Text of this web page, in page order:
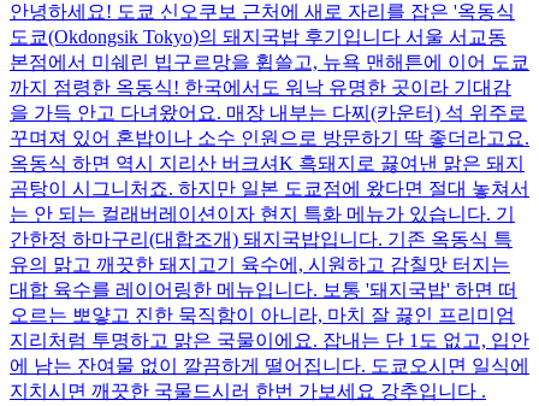
안녕하세요! 도쿄 신오쿠보 근처에 새로 자리를 잡은 '옥동식
도쿄(Okdongsik Tokyo)의 돼지국밥 후기입니다 서울 서교동
본점에서 미쉐린 빕구르망을 휩쓸고, 뉴욕 맨해튼에 이어 도쿄
까지 점령한 옥동식! 한국에서도 워낙 유명한 곳이라 기대감
을 가득 안고 다녀왔어요. 매장 내부는 다찌(카운터) 석 위주로
꾸며져 있어 혼밥이나 소수 인원으로 방문하기 딱 좋더라고요.
옥동식 하면 역시 지리산 버크셔K 흑돼지로 끓여낸 맑은 돼지
곰탕이 시그니처죠. 하지만 일본 도쿄점에 왔다면 절대 놓쳐서
는 안 되는 컬래버레이션이자 현지 특화 메뉴가 있습니다. 기
간한정 하마구리(대합조개) 돼지국밥입니다. 기존 옥동식 특
유의 맑고 깨끗한 돼지고기 육수에, 시원하고 감칠맛 터지는
대합 육수를 레이어링한 메뉴입니다. 보통 '돼지국밥' 하면 떠
오르는 뽀얗고 진한 묵직함이 아니라, 마치 잘 끓인 프리미엄
지리처럼 투명하고 맑은 국물이에요. 잡내는 단 1도 없고, 입안
에 남는 잔여물 없이 깔끔하게 떨어집니다. 도쿄오시면 일식에
지치시면 깨끗한 국물드시러 한번 가보세요 강추입니다 .